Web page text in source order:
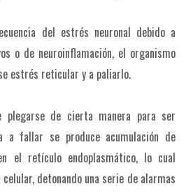
del estrés neuronal debido a
o de neuroinflamación, el organismo
estrés reticular y a paliarlo.
plegarse de cierta manera para ser
a fallar se produce acumulación de
el retículo endoplasmático, lo cual
detonando una serie de alarmas